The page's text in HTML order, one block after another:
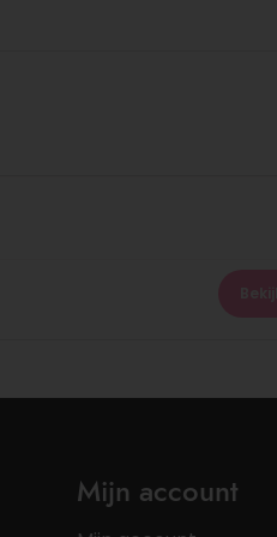
Mijn account